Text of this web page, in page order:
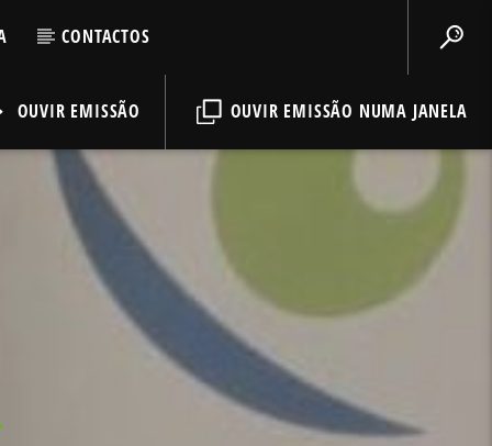
CONTACTOS
OUVIR EMISSÃO NUMA JANELA
OUVIR EMISSÃO